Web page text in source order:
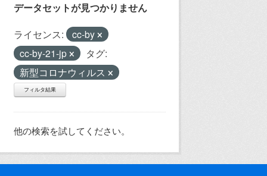
データセットが見つかりません
ライセンス:
cc-by
cc-by-21-jp
タグ:
新型コロナウィルス
フィルタ結果
他の検索を試してください。